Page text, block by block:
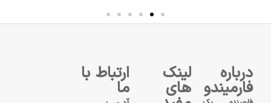
درباره
فارمیندو
لینک
های
ارتباط با
ما